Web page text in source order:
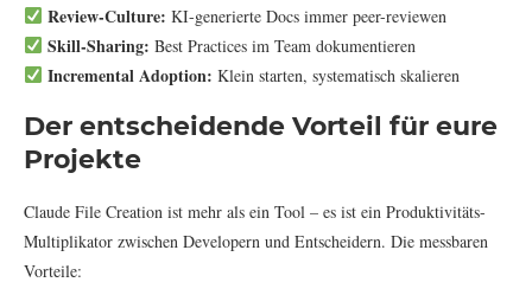
Review-Culture: KI-generierte Docs immer peer-reviewen
Skill-Sharing: Best Practices im Team dokumentieren
Incremental Adoption: Klein starten, systematisch skalieren
Der entscheidende Vorteil für eure
Projekte
Claude File Creation ist mehr als ein Tool – es ist ein Produktivitäts-
Multiplikator zwischen Developern und Entscheidern. Die messbaren
Vorteile: